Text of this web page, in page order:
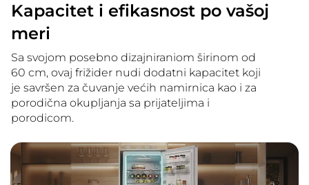
Kapacitet i efikasnost po vašoj
meri
Sa svojom posebno dizajniraniom širinom od
60 cm, ovaj frižider nudi dodatni kapacitet koji
je savršen za čuvanje većih namirnica kao i za
porodična okupljanja sa prijateljima i
porodicom.